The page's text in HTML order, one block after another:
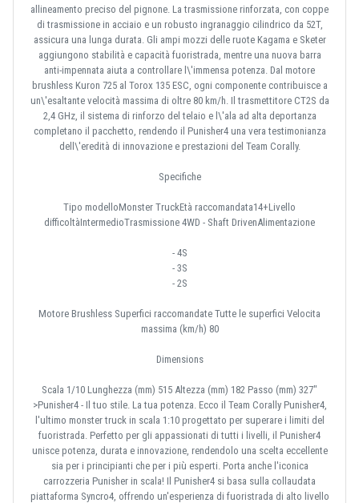
allineamento preciso del pignone. La trasmissione rinforzata, con coppe
di trasmissione in acciaio e un robusto ingranaggio cilindrico da 52T,
assicura una lunga durata. Gli ampi mozzi delle ruote Kagama e Sketer
aggiungono stabilità e capacità fuoristrada, mentre una nuova barra
anti-impennata aiuta a controllare l\'immensa potenza. Dal motore
brushless Kuron 725 al Torox 135 ESC, ogni componente contribuisce a
un\'esaltante velocità massima di oltre 80 km/h. Il trasmettitore CT2S da
2,4 GHz, il sistema di rinforzo del telaio e l\'ala ad alta deportanza
completano il pacchetto, rendendo il Punisher4 una vera testimonianza
dell\'eredità di innovazione e prestazioni del Team Corally.
Specifiche
Tipo modelloMonster TruckEtà raccomandata14+Livello
difficoltàIntermedioTrasmissione 4WD - Shaft DrivenAlimentazione
- 4S
- 3S
- 2S
Motore Brushless Superfici raccomandate Tutte le superfici Velocita
massima (km/h) 80
Dimensions
Scala 1/10 Lunghezza (mm) 515 Altezza (mm) 182 Passo (mm) 327"
>Punisher4 - Il tuo stile. La tua potenza. Ecco il Team Corally Punisher4,
l'ultimo monster truck in scala 1:10 progettato per superare i limiti del
fuoristrada. Perfetto per gli appassionati di tutti i livelli, il Punisher4
unisce potenza, durata e innovazione, rendendolo una scelta eccellente
sia per i principianti che per i più esperti. Porta anche l'iconica
carrozzeria Punisher in scala! Il Punisher4 si basa sulla collaudata
piattaforma Syncro4, offrendo un'esperienza di fuoristrada di alto livello